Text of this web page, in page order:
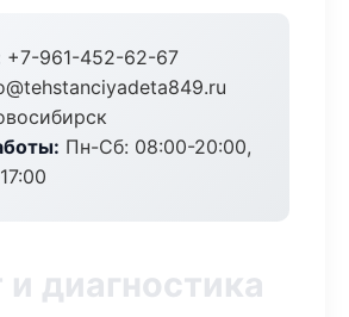
+7-961-452-62-67
Пн-Сб: 08:00-20:00,
диагностика